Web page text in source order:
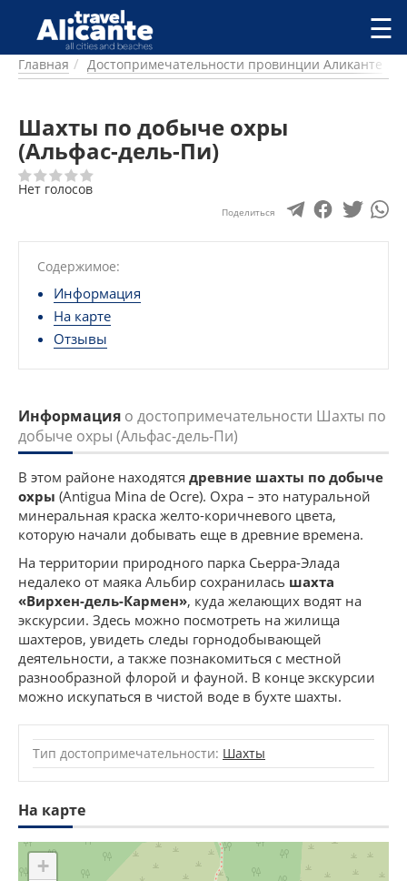
Перейти к основному содержанию
ГОРОДА
ПИТАНИЕ
ПРОЖИВАНИЕ
ПЛЯЖИ
ДОСТОПРИМЕЧАТЕЛЬНОСТИ
КОМАРКИ (РАЙОНЫ)
РЕЦЕПТЫ
ПРЕДЛОЖЕНИЯ
СТАТЬИ
УСЛУГИ
☰
Главная Достопримечательности провинции Аликанте
Шахты по добыче охры
(Альфас-дель-Пи)
Нет голосов
Поделиться
Содержимое:
Информация
На карте
Отзывы
Информация о достопримечательности Шахты по
добыче охры (Альфас-дель-Пи)
В этом районе находятся древние шахты по добыче
охры (Antigua Mina de Ocre). Охра – это натуральной
минеральная краска желто-коричневого цвета,
которую начали добывать еще в древние времена.
На территории природного парка Сьерра-Элада
недалеко от маяка Альбир сохранилась шахта
«Вирхен-дель-Кармен», куда желающих водят на
экскурсии. Здесь можно посмотреть на жилища
шахтеров, увидеть следы горнодобывающей
деятельности, а также познакомиться с местной
разнообразной флорой и фауной. В конце экскурсии
можно искупаться в чистой воде в бухте шахты.
Тип достопримечательности: Шахты
На карте
+